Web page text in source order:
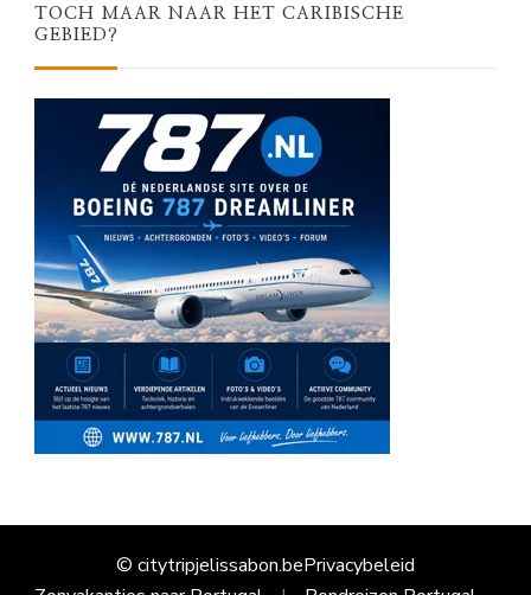
TOCH MAAR NAAR HET CARIBISCHE
GEBIED?
© citytripjelissabon.bePrivacybeleid